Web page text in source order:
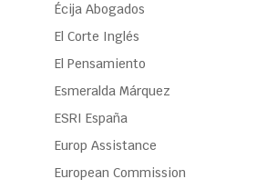
Écija Abogados
El Corte Inglés
El Pensamiento
Esmeralda Márquez
ESRI España
Europ Assistance
European Commission